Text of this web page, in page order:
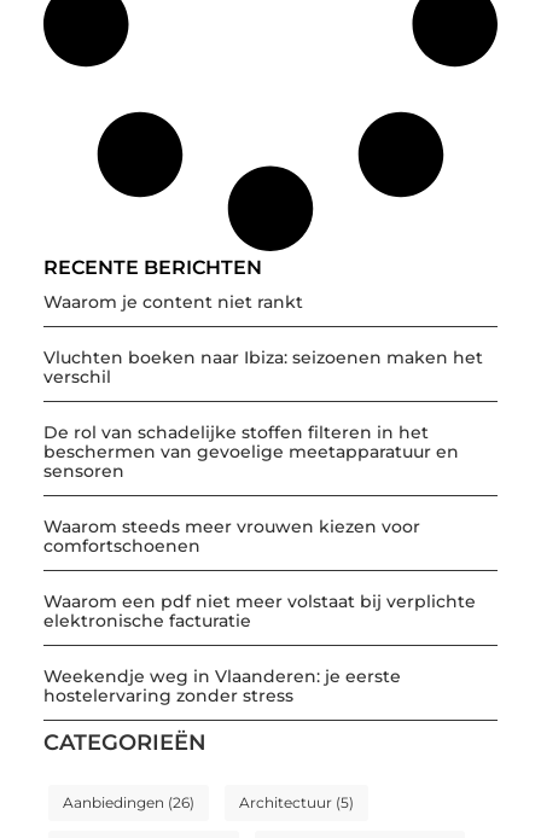
RECENTE BERICHTEN
Waarom je content niet rankt
Vluchten boeken naar Ibiza: seizoenen maken het
verschil
De rol van schadelijke stoffen filteren in het
beschermen van gevoelige meetapparatuur en
sensoren
Waarom steeds meer vrouwen kiezen voor
comfortschoenen
Waarom een pdf niet meer volstaat bij verplichte
elektronische facturatie
Weekendje weg in Vlaanderen: je eerste
hostelervaring zonder stress
CATEGORIEËN
Aanbiedingen (26) Architectuur(5)